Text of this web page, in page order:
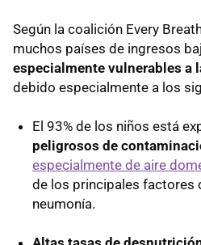
Según la coalición Every
muchos países de ingresos
especialmente vulnerables a
debido especialmente a los
El 93% de los niños está
peligrosos de
especialmente de aire
de los principales factores
neumonía.